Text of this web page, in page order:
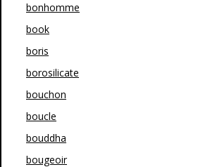
bonhomme
book
boris
borosilicate
bouchon
boucle
bouddha
bougeoir